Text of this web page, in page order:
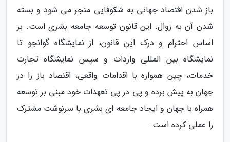
باز شدن اقتصاد جهانی به شکوفایی منجر می شود و بسته
شدن آن به زوال. این قانون توسعه جامعه بشری است. بر
اساس احترام و درک این قانون، از نمایشگاه گوانجو تا
نمایشگاه بین المللی واردات و سپس نمایشگاه تجارت
خدمات، چین همواره با اقدامات واقعی، اقتصاد باز را در
جهان به پیش برده و پی در پی تعهدات خود مبنی بر توسعه
همراه با جهان و ایجاد جامعه ای بشری با سرنوشت مشترک
را عملی کرده است.